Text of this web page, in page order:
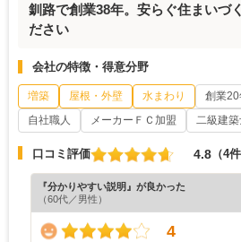
釧路で創業38年。安らぐ住まいづ
ださい
会社の特徴・得意分野
増築 屋根・外壁 水まわり 創業20
自社職人
メーカーＦＣ加盟 二級建
口コミ評価 4.8 （4件
『分かりやすい説明』が良かった
（60代／男性）
4